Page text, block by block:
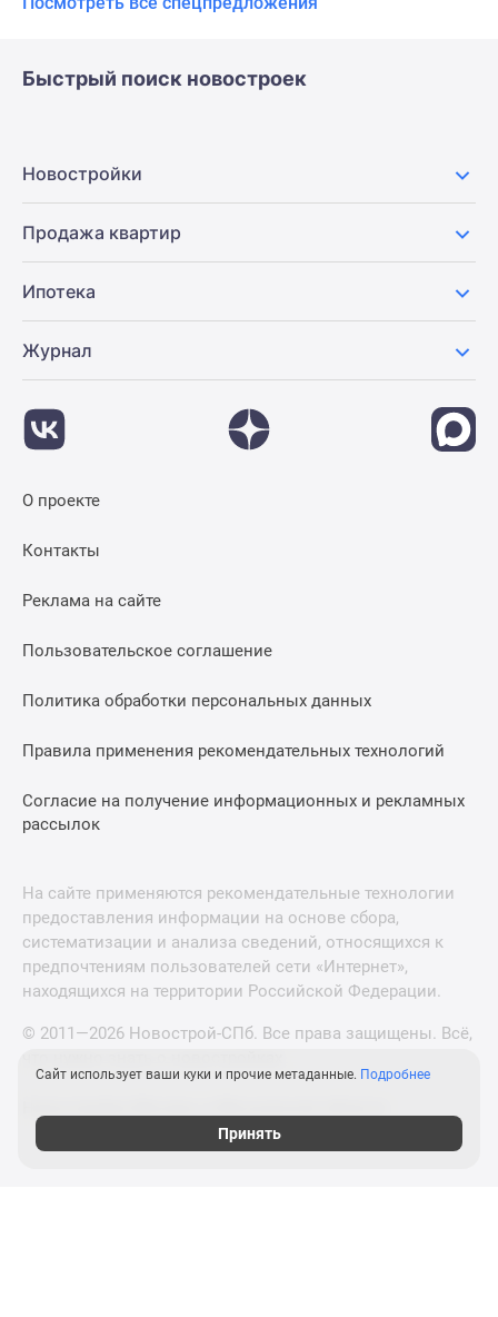
Быстрый поиск новостроек
Новостройки
Продажа квартир
Ипотека
Журнал
О проекте
Контакты
Реклама на сайте
Пользовательское соглашение
Политика обработки персональных данных
Правила применения рекомендательных технологий
Согласие на получение информационных и рекламных
рассылок
На сайте применяются рекомендательные технологии
предоставления информации на основе сбора,
систематизации и анализа сведений, относящихся к
предпочтениям пользователей сети «Интернет»,
находящихся на территории Российской Федерации.
© 2011—2026 Новострой-СПб. Все права защищены. Всё,
Сайт использует ваши куки и прочие метаданные. Подробнее
Принять